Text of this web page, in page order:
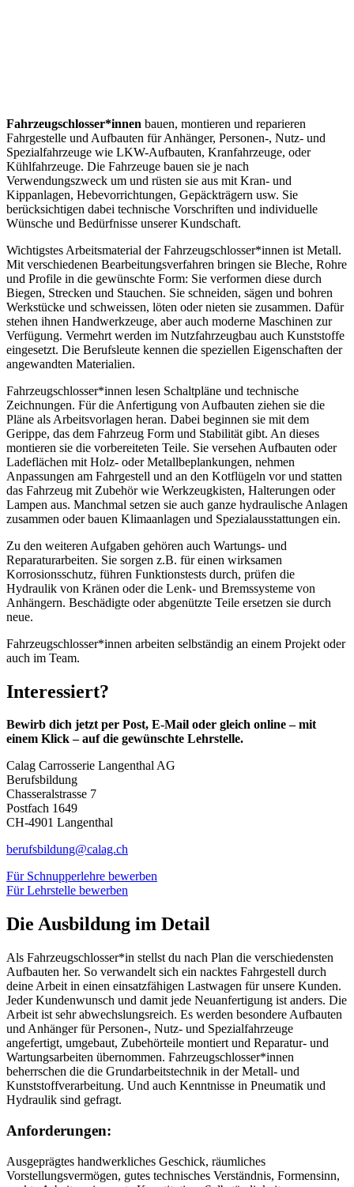
Fahrzeugschlosser*innen bauen, montieren und reparieren
Fahrgestelle und Aufbauten für Anhänger, Personen-, Nutz- und
Spezialfahrzeuge wie LKW-Aufbauten, Kranfahrzeuge, oder
Kühlfahrzeuge. Die Fahrzeuge bauen sie je nach
Verwendungszweck um und rüsten sie aus mit Kran- und
Kippanlagen, Hebevorrichtungen, Gepäckträgern usw. Sie
berücksichtigen dabei technische Vorschriften und individuelle
Wünsche und Bedürfnisse unserer Kundschaft.
Wichtigstes Arbeitsmaterial der Fahrzeugschlosser*innen ist Metall.
Mit verschiedenen Bearbeitungsverfahren bringen sie Bleche, Rohre
und Profile in die gewünschte Form: Sie verformen diese durch
Biegen, Strecken und Stauchen. Sie schneiden, sägen und bohren
Werkstücke und schweissen, löten oder nieten sie zusammen. Dafür
stehen ihnen Handwerkzeuge, aber auch moderne Maschinen zur
Verfügung. Vermehrt werden im Nutzfahrzeugbau auch Kunststoffe
eingesetzt. Die Berufsleute kennen die speziellen Eigenschaften der
angewandten Materialien.
Fahrzeugschlosser*innen lesen Schaltpläne und technische
Zeichnungen. Für die Anfertigung von Aufbauten ziehen sie die
Pläne als Arbeitsvorlagen heran. Dabei beginnen sie mit dem
Gerippe, das dem Fahrzeug Form und Stabilität gibt. An dieses
montieren sie die vorbereiteten Teile. Sie versehen Aufbauten oder
Ladeflächen mit Holz- oder Metallbeplankungen, nehmen
Anpassungen am Fahrgestell und an den Kotflügeln vor und statten
das Fahrzeug mit Zubehör wie Werkzeugkisten, Halterungen oder
Lampen aus. Manchmal setzen sie auch ganze hydraulische Anlagen
zusammen oder bauen Klimaanlagen und Spezialausstattungen ein.
Zu den weiteren Aufgaben gehören auch Wartungs- und
Reparaturarbeiten. Sie sorgen z.B. für einen wirksamen
Korrosionsschutz, führen Funktionstests durch, prüfen die
Hydraulik von Kränen oder die Lenk- und Bremssysteme von
Anhängern. Beschädigte oder abgenützte Teile ersetzen sie durch
neue.
Fahrzeugschlosser*innen arbeiten selbständig an einem Projekt oder
auch im Team.
Interessiert?
Bewirb dich jetzt per Post, E-Mail oder gleich online – mit
einem Klick – auf die gewünschte Lehrstelle.
Calag Carrosserie Langenthal AG
Berufsbildung
Chasseralstrasse 7
Postfach 1649
CH-4901 Langenthal
berufsbildung@calag.ch
Für Schnupperlehre bewerben
Für Lehrstelle bewerben
Die Ausbildung im Detail
Als Fahrzeugschlosser*in stellst du nach Plan die verschiedensten
Aufbauten her. So verwandelt sich ein nacktes Fahrgestell durch
deine Arbeit in einen einsatzfähigen Lastwagen für unsere Kunden.
Jeder Kundenwunsch und damit jede Neuanfertigung ist anders. Die
Arbeit ist sehr abwechslungsreich. Es werden besondere Aufbauten
und Anhänger für Personen-, Nutz- und Spezialfahrzeuge
angefertigt, umgebaut, Zubehörteile montiert und Reparatur- und
Wartungsarbeiten übernommen. Fahrzeugschlosser*innen
beherrschen die die Grundarbeitstechnik in der Metall- und
Kunststoffverarbeitung. Und auch Kenntnisse in Pneumatik und
Hydraulik sind gefragt.
Anforderungen:
Ausgeprägtes handwerkliches Geschick, räumliches
Vorstellungsvermögen, gutes technisches Verständnis, Formensinn,